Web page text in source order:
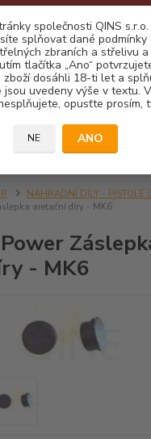
společnosti QINS s.r.o.
splňovat dané podmínky
zbraních a střelivu
tlačítka „Ano“
zboží dosáhli 18-ti let a
jsou uvedeny výše v textu.
opusťte prosím,
NE ANO
CZK
NÁHRADNÍ DÍLY - PISTOLE
aretační díry - MK6
- MK6